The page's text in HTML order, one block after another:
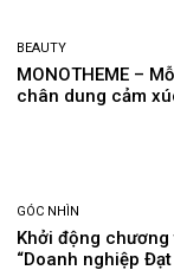
BEAUTY
MONOTHEME –
chân dung cảm
GÓC NHÌN
Khởi động
“Doanh nghiệp